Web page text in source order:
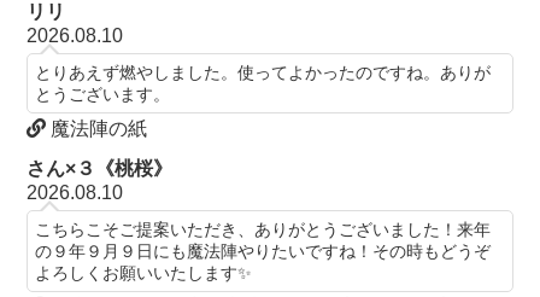
リリ
2026.08.10
とりあえず燃やしました。使ってよかったのですね。ありが
とうございます。
魔法陣の紙
さん×３《桃桜》
2026.08.10
こちらこそご提案いただき、ありがとうございました！来年
の９年９月９日にも魔法陣やりたいですね！その時もどうぞ
よろしくお願いいたします✨